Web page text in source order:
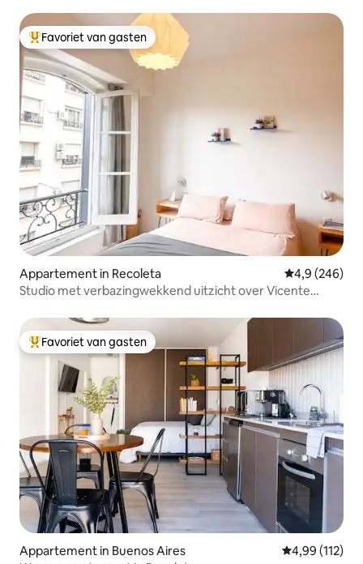
Topfavoriet van gasten
Favoriet van gasten
Appartement in Recoleta Gemiddelde
4,9 (246)
Studio met verbazingwekkend uitzicht over Vicente
Topfavoriet van gasten
Favoriet van gasten
Appartement in Buenos Aires Gemiddelde
4,99 (112)